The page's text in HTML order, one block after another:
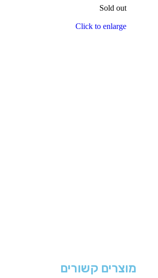
Sold out
Click to enlarge
מוצרים קשורים